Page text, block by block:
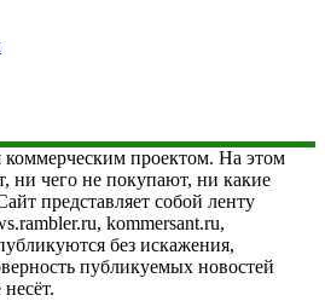
коммерческим проектом. На этом
ни чего не покупают, ни какие
представляет собой ленту
kommersant.ru,
без искажения,
публикуемых новостей